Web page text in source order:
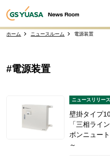
ホーム ニュースルーム 電源装置
#電源装置
ニュースリリース
壁掛タイプ
「三相ライ
ボンニュー
～